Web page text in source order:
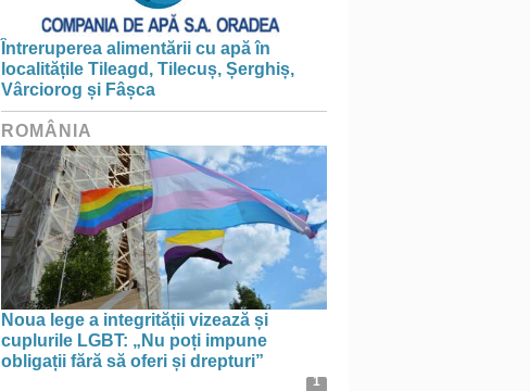
Întreruperea alimentării cu apă în
localitățile Tileagd, Tilecuș, Șerghiș,
Vârciorog și Fâșca
ROMÂNIA
Noua lege a integrității vizează și
cuplurile LGBT: „Nu poți impune
obligații fără să oferi și drepturi”
1